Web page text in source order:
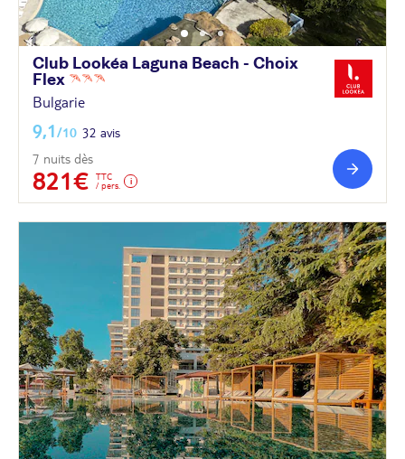
Club Lookéa Laguna Beach - Choix
Flex
Bulgarie
9,1/10 32 avis
7 nuits dès
821€
TTC
/ pers.